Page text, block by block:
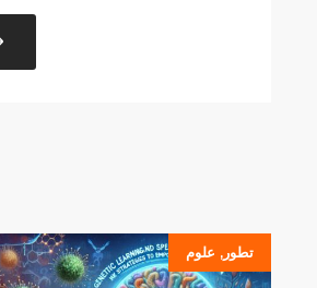
تطور , علوم